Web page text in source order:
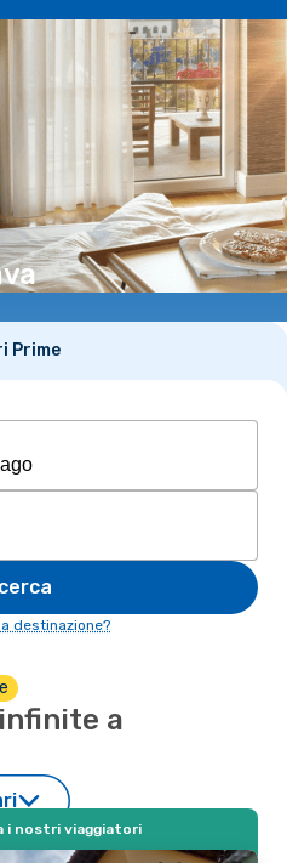
IT(€)
Prime
destinazione?
a
i nostri viaggiatori